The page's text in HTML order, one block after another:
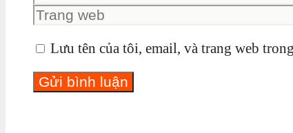
Lưu tên của tôi, email, và trang web